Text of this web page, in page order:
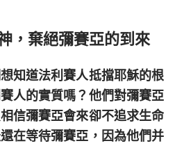
，棄絕彌賽亞的到來
知道法利賽人抵擋耶穌的根
人的實質嗎？他們對彌賽亞
信彌賽亞會來卻不追求生命
在等待彌賽亞，因為他們并